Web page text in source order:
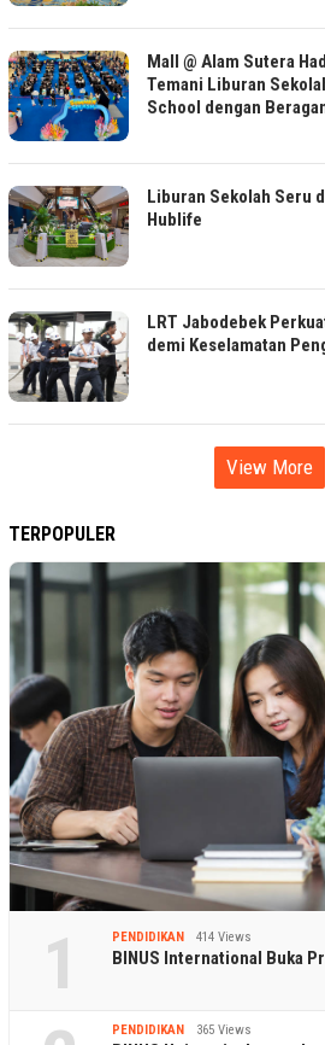
Mall @ Alam Sutera
Temani Liburan
School dengan
Liburan Sekolah Seru
Hublife
LRT Jabodebek
demi Keselamatan
View More
TERPOPULER
1 PENDIDIKAN 414 Views
BINUS International Buka
PENDIDIKAN 365 Views